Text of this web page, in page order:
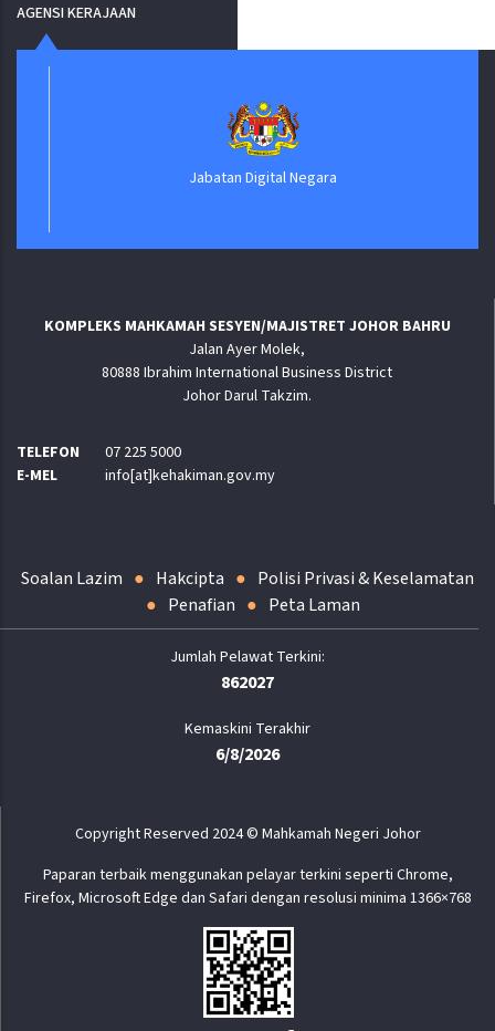
AGENSI KERAJAAN
Jabatan Digital Negara
KOMPLEKS MAHKAMAH SESYEN/MAJISTRET JOHOR BAHRU
Jalan Ayer Molek,
80888 Ibrahim International Business District
Johor Darul Takzim.
TELEFON
07 225 5000
E-MEL
info[at]kehakiman.gov.my
Soalan Lazim Hakcipta
Polisi Privasi & Keselamatan
Penafian
Peta Laman
862027
Kemaskini Terakhir
6/8/2026
Copyright Reserved 2024 © Mahkamah Negeri Johor
Paparan terbaik menggunakan pelayar terkini seperti Chrome,
Firefox, Microsoft Edge dan Safari dengan resolusi minima 1366×768